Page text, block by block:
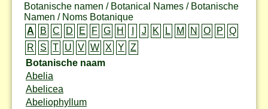
Botanische namen / Botanical Names / Botanische
Namen / Noms Botanique
A
B C D E F G H J K L M N O P
Q
R
S T U V W X Y
Z
Botanische naam
Abelia
Abelicea
Abeliophyllum